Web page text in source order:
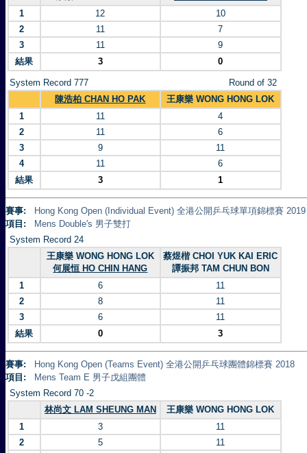
1
12
10
2
11
7
3
11
9
結果
3 0
System Record 777
Round of 32
陳浩柏 CHAN HO PAK
王康樂 WONG HONG LOK
1
11
4
2
11
6
3
9
11
4
11
6
結果
3 1
賽事:
Hong Kong Open (Individual Event) 全港公開乒乓球單項錦標賽 2019
項目:
Mens Double's 男子雙打
System Record 24
王康樂 WONG HONG LOK
何展恒 HO CHIN HANG
蔡煜楷 CHOI YUK KAI ERIC
譚振邦 TAM CHUN BON
1
6
11
2
8
11
3
6
11
結果
0 3
賽事:
Hong Kong Open (Teams Event) 全港公開乒乓球團體錦標賽 2018
項目:
Mens Team E 男子戊組團體
System Record 70 -2
林尚文 LAM SHEUNG MAN
王康樂 WONG HONG LOK
1
3
11
2
5
11